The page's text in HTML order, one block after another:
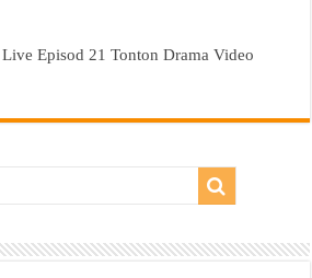
Episod 21 Tonton Drama Video